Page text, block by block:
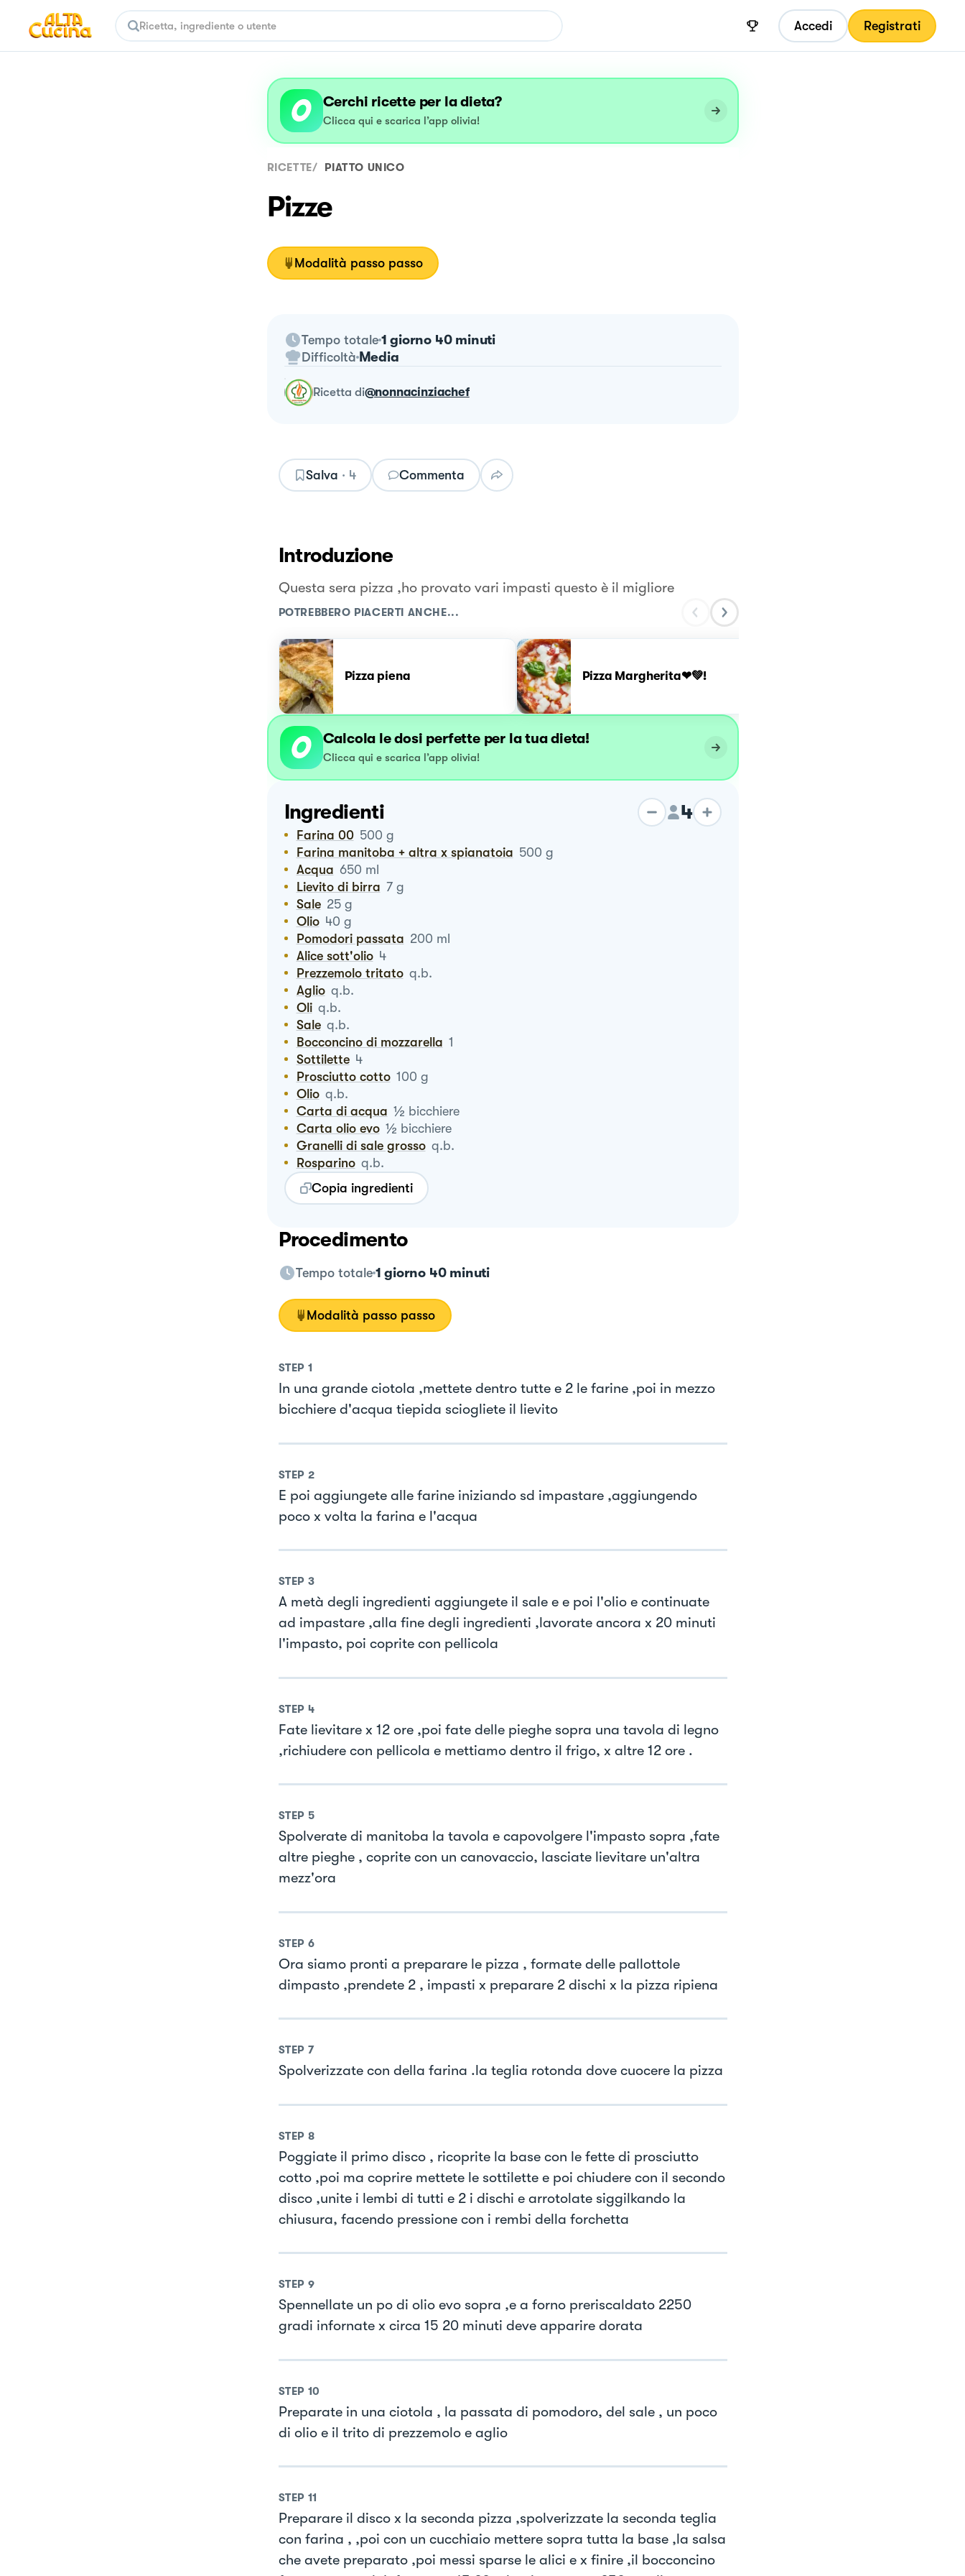
Accedi Registrati
Cerchi ricette per la dieta?
Clicca qui e scarica l’app olivia!
RICETTE/ PIATTO UNICO
Pizze
Modalità passo passo
Tempo totale 1 giorno 40 minuti
Difficoltà Media
ricetta di@nonnacinziachef
Salva · 4 Commenta
Introduzione
Questa sera pizza ,ho provato vari impasti questo è il migliore
POTREBBERO PIACERTI ANCHE...
Pizza piena Pizza Margherita❤💚!
Calcola le dosi perfette per la tua dieta!
Clicca qui e scarica l’app olivia!
Ingredienti 4
Farina 00 500 g
Farina manitoba + altra x spianatoia 500 g
Acqua 650 ml
Lievito di birra 7 g
Sale 25 g
Olio 40 g
Pomodori passata 200 ml
Alice sott'olio 4
Prezzemolo tritato q.b.
Aglio q.b.
Oli q.b.
Sale q.b.
Bocconcino di mozzarella 1
Sottilette 4
Prosciutto cotto 100 g
Olio q.b.
Carta di acqua ½ bicchiere
Carta olio evo ½ bicchiere
Granelli di sale grosso q.b.
Rosparino q.b.
Copia ingredienti
Procedimento
Tempo totale 1 giorno 40 minuti
Modalità passo passo
STEP 1
In una grande ciotola ,mettete dentro tutte e 2 le farine ,poi in mezzo
bicchiere d'acqua tiepida sciogliete il lievito
STEP 2
E poi aggiungete alle farine iniziando sd impastare ,aggiungendo
poco x volta la farina e l'acqua
STEP 3
A metà degli ingredienti aggiungete il sale e e poi l'olio e continuate
ad impastare ,alla fine degli ingredienti ,lavorate ancora x 20 minuti
l'impasto, poi coprite con pellicola
STEP 4
Fate lievitare x 12 ore ,poi fate delle pieghe sopra una tavola di legno
,richiudere con pellicola e mettiamo dentro il frigo, x altre 12 ore .
STEP 5
Spolverate di manitoba la tavola e capovolgere l'impasto sopra ,fate
altre pieghe , coprite con un canovaccio, lasciate lievitare un'altra
mezz'ora
STEP 6
Ora siamo pronti a preparare le pizza , formate delle pallottole
dimpasto ,prendete 2 , impasti x preparare 2 dischi x la pizza ripiena
STEP 7
Spolverizzate con della farina .la teglia rotonda dove cuocere la pizza
STEP 8
Poggiate il primo disco , ricoprite la base con le fette di prosciutto
cotto ,poi ma coprire mettete le sottilette e poi chiudere con il secondo
disco ,unite i lembi di tutti e 2 i dischi e arrotolate siggilkando la
chiusura, facendo pressione con i rembi della forchetta
STEP 9
Spennellate un po di olio evo sopra ,e a forno preriscaldato 2250
gradi infornate x circa 15 20 minuti deve apparire dorata
STEP 10
Preparate in una ciotola , la passata di pomodoro, del sale , un poco
di olio e il trito di prezzemolo e aglio
STEP 11
Preparare il disco x la seconda pizza ,spolverizzate la seconda teglia
con farina , ,poi con un cucchiaio mettere sopra tutta la base ,la salsa
che avete preparato ,poi messi sparse le alici e x finire ,il bocconcino